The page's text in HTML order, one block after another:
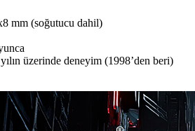
mm (soğutucu dahil)
üzerinde deneyim (1998’den beri)